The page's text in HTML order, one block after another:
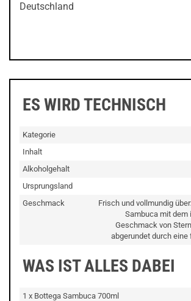
Deutschland
ES WIRD TECHNISCH
Kategorie
Inhalt
Alkoholgehalt
Ursprungsland
Geschmack
Frisch und vollmundig
Sambuca mit dem
Geschmack von
abgerundet durch
WAS IST ALLES DABEI
1 x Bottega Sambuca 700ml